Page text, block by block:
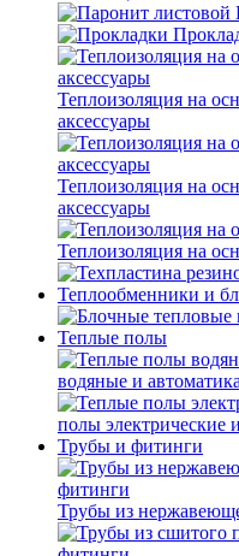
Теплоизоляция на
аксессуары
Теплоизоляция на
аксессуары
Теплоизоляция на
Теплообменники и
Теплые полы
водяные и автоматика
полы электрические
Трубы и фитинги
Трубы из